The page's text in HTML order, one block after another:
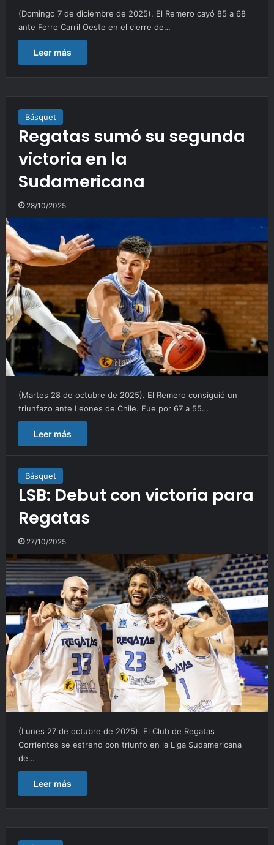
(Domingo 7 de diciembre de 2025). El Remero cayó 85 a 68
ante Ferro Carril Oeste en el cierre de…
Leer más
Básquet
Regatas sumó su segunda
victoria en la
Sudamericana
28/10/2025
(Martes 28 de octubre de 2025). El Remero consiguió un
triunfazo ante Leones de Chile. Fue por 67 a 55…
Leer más
Básquet
LSB: Debut con victoria para
Regatas
27/10/2025
(Lunes 27 de octubre de 2025). El Club de Regatas
Corrientes se estreno con triunfo en la Liga Sudamericana
de…
Leer más